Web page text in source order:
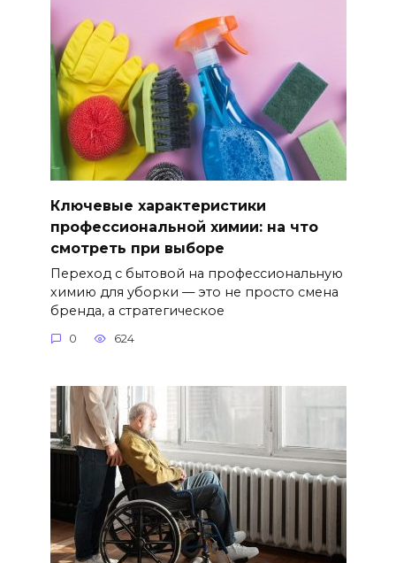
Ключевые характеристики
профессиональной химии: на что
смотреть при выборе
Переход с бытовой на профессиональную
химию для уборки — это не просто смена
бренда, а стратегическое
0 624